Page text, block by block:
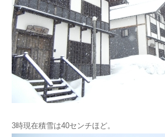
3時現在積雪は40センチほど。